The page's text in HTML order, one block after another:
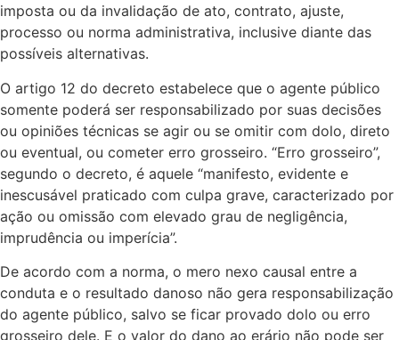
imposta ou da invalidação de ato, contrato, ajuste,
processo ou norma administrativa, inclusive diante das
possíveis alternativas.
O artigo 12 do decreto estabelece que o agente público
somente poderá ser responsabilizado por suas decisões
ou opiniões técnicas se agir ou se omitir com dolo, direto
ou eventual, ou cometer erro grosseiro. “Erro grosseiro”,
segundo o decreto, é aquele “manifesto, evidente e
inescusável praticado com culpa grave, caracterizado por
ação ou omissão com elevado grau de negligência,
imprudência ou imperícia”.
De acordo com a norma, o mero nexo causal entre a
conduta e o resultado danoso não gera responsabilização
do agente público, salvo se ficar provado dolo ou erro
grosseiro dele. E o valor do dano ao erário não pode ser